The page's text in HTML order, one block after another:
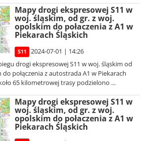
Mapy drogi ekspresowej S11 w
woj. śląskim, od gr. z woj.
opolskim do połaczenia z A1 w
Piekarach Śląskich
S11
2024-07-01 | 14:26
drogi ekspresowej S11 w woj. śląskim od
połączenia z autostrada A1 w Piekarach
65 kilometrowej trasy podzielono ...
Mapy drogi ekspresowej S11 w
woj. śląskim, od gr. z woj.
opolskim do połaczenia z A1 w
Piekarach Śląskich